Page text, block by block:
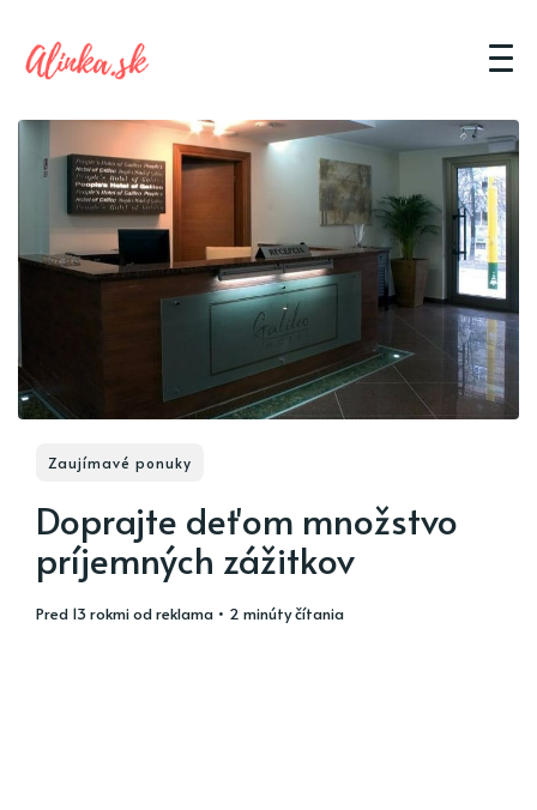
Zaujímavé ponuky
Doprajte deťom množstvo
príjemných zážitkov
pred 13 rokmiodreklama • 2 minúty čítania